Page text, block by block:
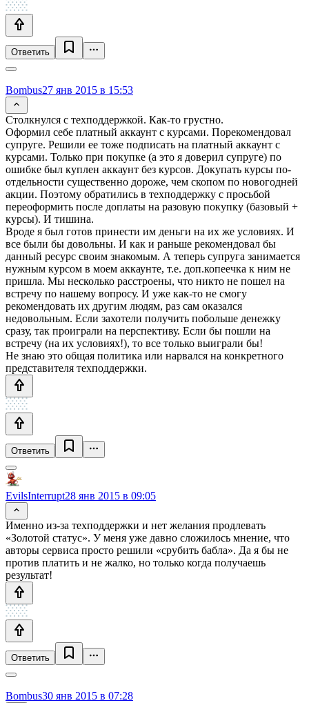
Ответить
Bombus27 янв 2015 в 15:53
Столкнулся с техподдержкой. Как-то грустно.
Оформил себе платный аккаунт с курсами. Порекомендовал
супруге. Решили ее тоже подписать на платный аккаунт с
курсами. Только при покупке (а это я доверил супруге) по
ошибке был куплен аккаунт без курсов. Докупать курсы по-
отдельности существенно дороже, чем скопом по новогодней
акции. Поэтому обратились в техподдержку с просьбой
переоформить после доплаты на разовую покупку (базовый +
курсы). И тишина.
Вроде я был готов принести им деньги на их же условиях. И
все были бы довольны. И как и раньше рекомендовал бы
данный ресурс своим знакомым. А теперь супруга занимается
нужным курсом в моем аккаунте, т.е. доп.копеечка к ним не
пришла. Мы несколько расстроены, что никто не пошел на
встречу по нашему вопросу. И уже как-то не смогу
рекомендовать их другим людям, раз сам оказался
недовольным. Если захотели получить побольше денежку
сразу, так проиграли на перспективу. Если бы пошли на
встречу (на их условиях!), то все только выиграли бы!
Не знаю это общая политика или нарвался на конкретного
представителя техподдержки.
Ответить
EvilsInterrupt28 янв 2015 в 09:05
Именно из-за техподдержки и нет желания продлевать
«Золотой статус». У меня уже давно сложилось мнение, что
авторы сервиса просто решили «срубить бабла». Да я бы не
против платить и не жалко, но только когда получаешь
результат!
Ответить
Bombus30 янв 2015 в 07:28